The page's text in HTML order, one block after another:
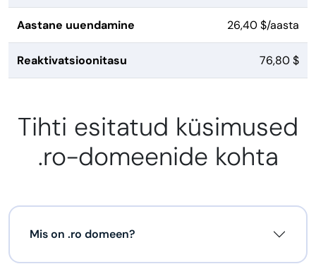
Aastane uuendamine 26,40 $/aasta
Reaktivatsioonitasu 76,80 $
Tihti esitatud küsimused
.ro-domeenide kohta
Mis on .ro domeen?